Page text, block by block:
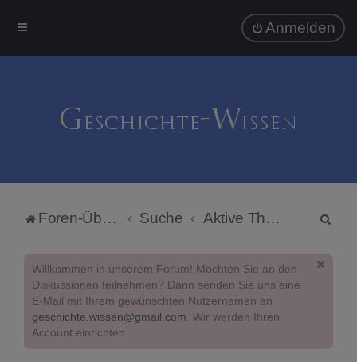
Anmelden
Foren-Übersicht Suche Aktive Themen
Willkommen in unserem Forum! Möchten Sie an den
Diskussionen teilnehmen? Dann senden Sie uns eine
E-Mail mit Ihrem gewünschten Nutzernamen an
geschichte.wissen@gmail.com. Wir werden Ihren
Account einrichten.